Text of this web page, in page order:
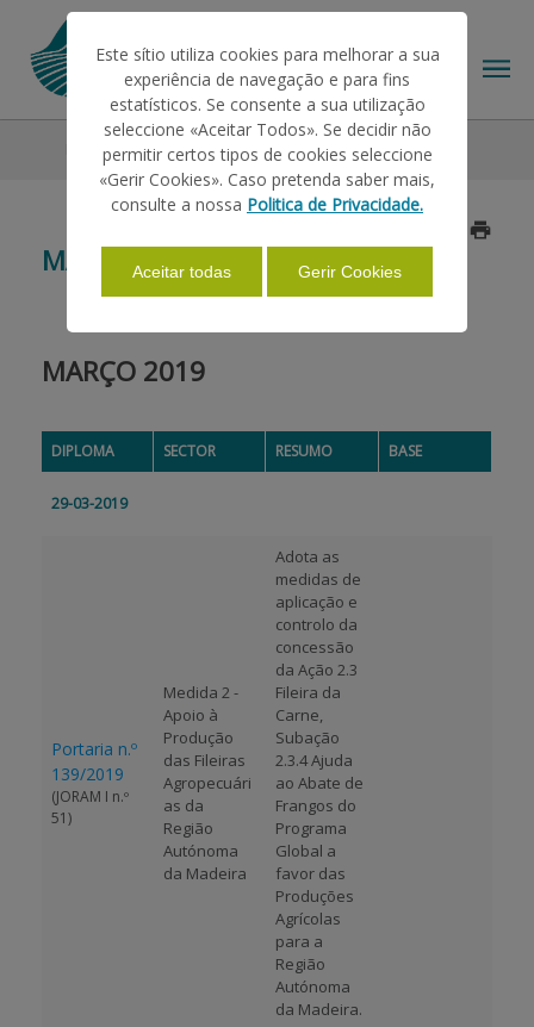
AJUDAS/APOIOS
INFORMAÇÕES
PAGAMENTOS
Legislação 2019 Março
MARÇO
MARÇO 2019
DIPLOMA SECTOR RESUMO BASE
29-03-2019
Portaria n.º
139/2019
(JORAM I n.º
51)
Medida 2 -
Apoio à
Produção
das Fileiras
Agropecuári
as da
Região
Autónoma
da Madeira
Adota as
medidas de
aplicação e
controlo da
concessão
da Ação 2.3
Fileira da
Carne,
Subação
2.3.4 Ajuda
ao Abate de
Frangos do
Programa
Global a
favor das
Produções
Agrícolas
para a
Região
Autónoma
da Madeira.
Este sítio utiliza cookies para melhorar a sua
experiência de navegação e para fins
estatísticos. Se consente a sua utilização
seleccione «Aceitar Todos». Se decidir não
permitir certos tipos de cookies seleccione
«Gerir Cookies». Caso pretenda saber mais,
consulte a nossa Politica de Privacidade.
Aceitar todas Gerir Cookies